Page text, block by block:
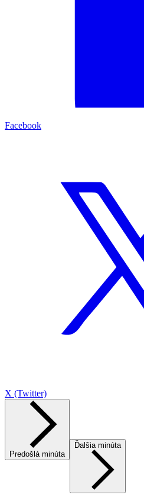
Facebook
X (Twitter)
Predošlá minúta
Ďalšia minúta